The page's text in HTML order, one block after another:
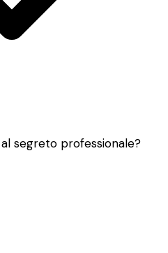
segreto professionale?